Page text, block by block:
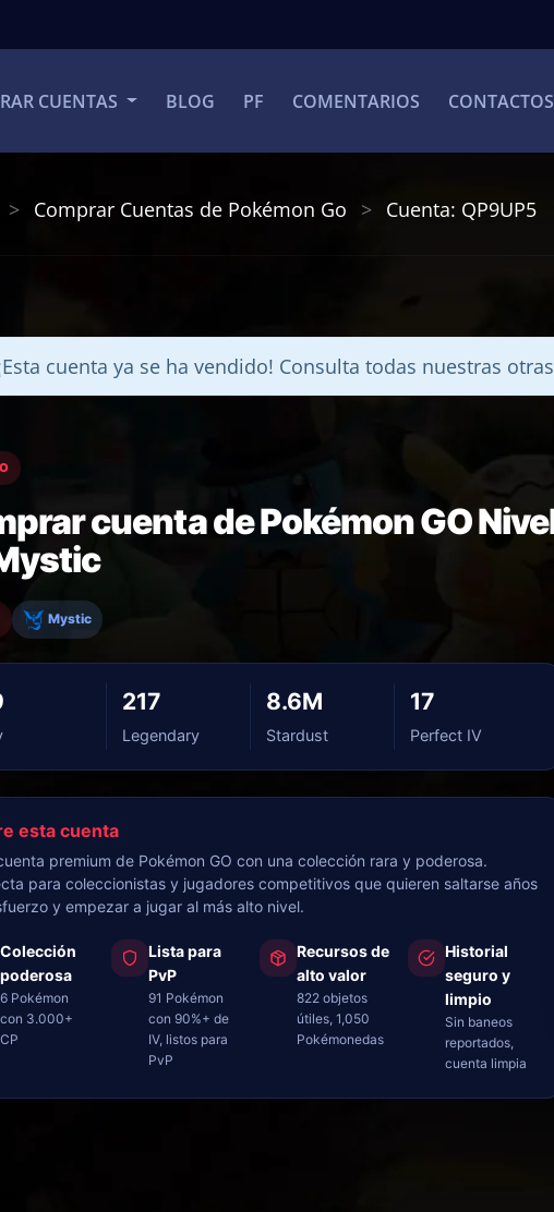
CUENTAS BLOG PF COMENTARIOS CONTACTOS
Comprar Cuentas de Pokémon Go Cuenta: QP9UP5
cuenta ya se ha vendido! Consulta todas nuestras
cuenta de Pokémon GO
Mystic
217
Legendary
8.6M
Stardust
17
Perfect IV
esta cuenta
premium de Pokémon GO con una colección rara y poderosa.
para coleccionistas y jugadores competitivos que quieren saltarse años
y empezar a jugar al más alto nivel.
Colección
poderosa
6 Pokémon
con 3.000+
CP
Lista para
PvP
91 Pokémon
con 90%+ de
IV, listos para
PvP
Recursos de
alto valor
822 objetos
útiles, 1,050
Pokémonedas
Historial
seguro y
limpio
Sin baneos
reportados,
cuenta limpia